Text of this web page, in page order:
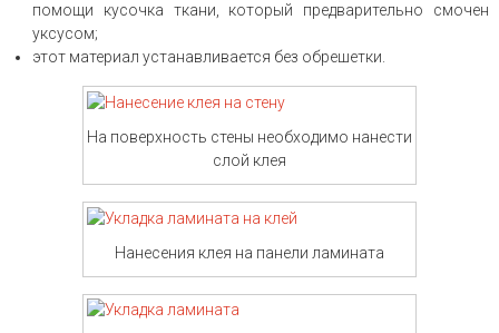
помощи кусочка ткани, который предварительно смочен
уксусом;
этот материал устанавливается без обрешетки.
На поверхность стены необходимо нанести
слой клея
Нанесения клея на панели ламината